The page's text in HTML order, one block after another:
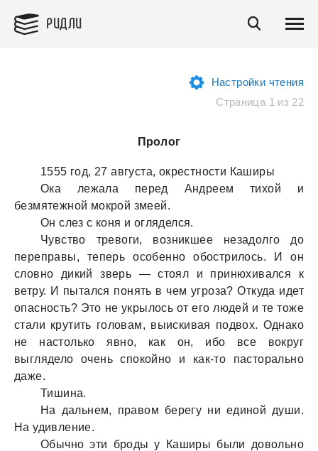
РИДЛИ
Настройки чтения
Страница 1 из 22
Пролог
1555 год, 27 августа, окрестности Каширы
Ока лежала перед Андреем тихой и
безмятежной мокрой змеей.
Он слез с коня и огляделся.
Чувство тревоги, возникшее незадолго до
переправы, теперь особенно обострилось. И он
словно дикий зверь — стоял и принюхивался к
ветру. И пытался понять в чем угроза? Откуда идет
опасность? Это не укрылось от его людей и те тоже
стали крутить головам, выискивая подвох. Однако
не настолько явно, как он, ибо все вокруг
выглядело очень спокойно и как-то пасторально
даже.
Тишина.
На дальнем, правом берегу ни единой души.
На удивление.
Обычно эти броды у Каширы были довольно